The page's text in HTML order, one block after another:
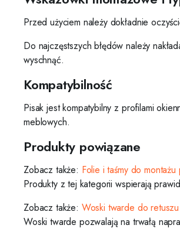
Przed użyciem należy dokładnie
Do najczęstszych błędów należy
wyschnąć.
Kompatybilność
Pisak jest kompatybilny z profilami
meblowych.
Produkty powiązane
Zobacz także: Folie i taśmy do
Produkty z tej kategorii wspierają
Zobacz także: Woski twarde do
Woski twarde pozwalają na trwałą